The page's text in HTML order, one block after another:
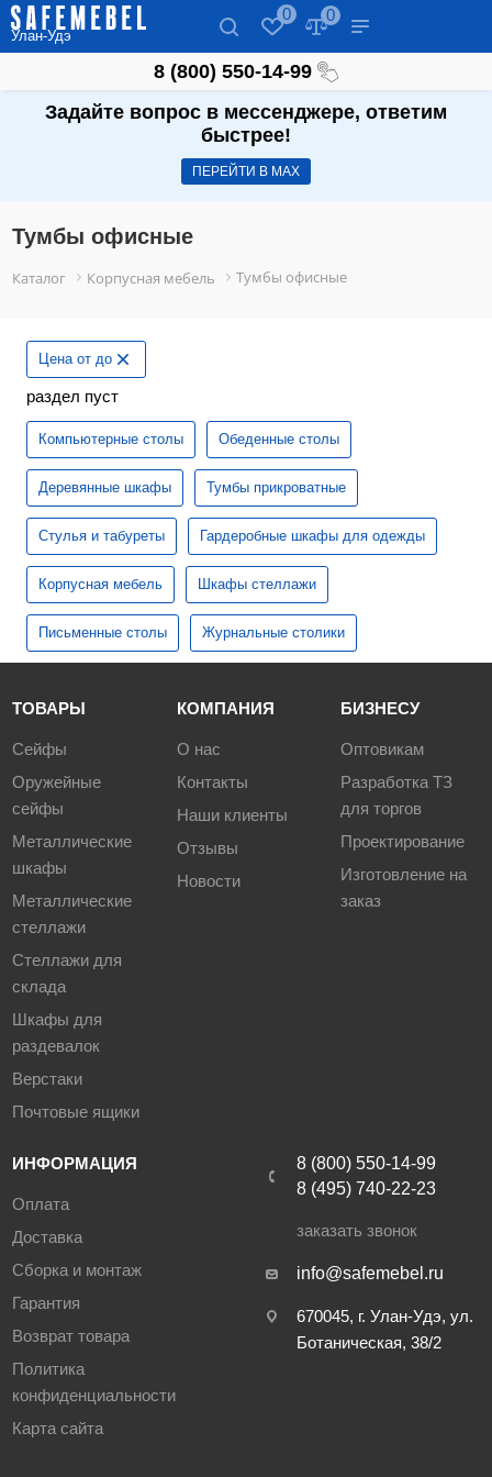
Улан-Удэ
0 0
8 (800) 550-14-99
Задайте вопрос в мессенджере, ответим
быстрее!
ПЕРЕЙТИ В МАХ
Тумбы офисные
Каталог Корпусная мебель Тумбы офисные
Цена от до
раздел пуст
Компьютерные столы Обеденные столы
Деревянные шкафы Тумбы прикроватные
Стулья и табуреты Гардеробные шкафы для одежды
Корпусная мебель Шкафы стеллажи
Письменные столы Журнальные столики
ТОВАРЫ
Сейфы
Оружейные
сейфы
Металлические
шкафы
Металлические
стеллажи
Стеллажи для
склада
Шкафы для
раздевалок
Верстаки
Почтовые ящики
КОМПАНИЯ
О нас
Контакты
Наши клиенты
Отзывы
Новости
БИЗНЕСУ
Оптовикам
Разработка ТЗ
для торгов
Проектирование
Изготовление на
заказ
ИНФОРМАЦИЯ
Оплата
Доставка
Сборка и монтаж
Гарантия
Возврат товара
Политика
конфиденциальности
Карта сайта
8 (800) 550-14-99
8 (495) 740-22-23
заказать звонок
info@safemebel.ru
670045, г. Улан-Удэ, ул.
Ботаническая, 38/2